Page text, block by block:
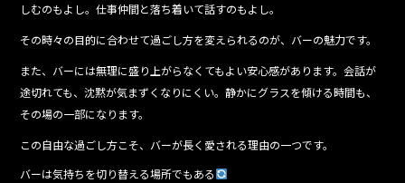
しむのもよし。仕事仲間と落ち着いて話すのもよし。
その時々の目的に合わせて過ごし方を変えられるのが、バーの魅力です。
また、バーには無理に盛り上がらなくてもよい安心感があります。会話が
途切れても、沈黙が気まずくなりにくい。静かにグラスを傾ける時間も、
その場の一部になります。
この自由な過ごし方こそ、バーが長く愛される理由の一つです。
バーは気持ちを切り替える場所でもある